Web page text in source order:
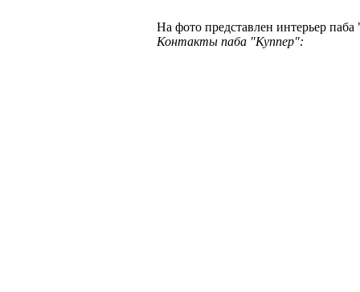
На фото представлен интерьер
Контакты паба "Куппер":